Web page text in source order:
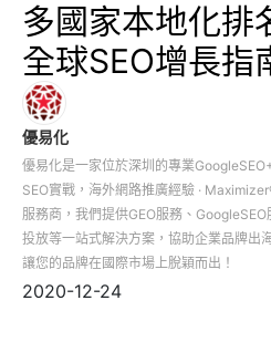
多國家本地化排
全球SEO增長指
優易化
優易化是一家位於深圳的專業
SEO實戰，海外網路推廣經驗 ·
服務商，我們提供GEO服務、
投放等一站式解決方案，協助企業品牌出
讓您的品牌在國際市場上脫穎而出！
2020-12-24